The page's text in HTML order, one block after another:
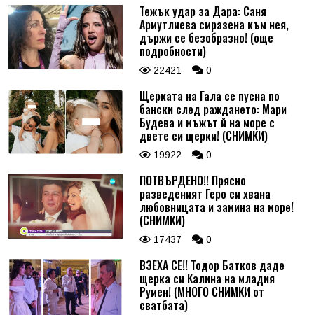
Тежък удар за Дара: Саня
Армутлиева смразена към нея,
държи се безобразно! (още
подробности)
22421 0
Щерката на Гала се пусна по
бански след раждането: Мари
Будева и мъжът й на море с
двете си щерки! (СНИМКИ)
19922 0
ПОТВЪРДЕНО!! Прясно
разведеният Геро си хвана
любовницата и замина на море!
(СНИМКИ)
17437 0
ВЗЕХА СЕ!! Тодор Батков даде
щерка си Калина на младия
Румен! (МНОГО СНИМКИ от
сватбата)